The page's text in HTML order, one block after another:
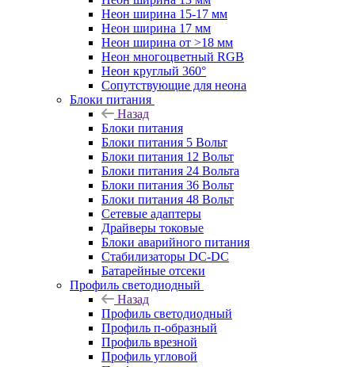
Неон ширина 15-17 мм
Неон ширина 17 мм
Неон ширина от >18 мм
Неон многоцветный RGB
Неон круглый 360°
Сопутствующие для неона
Блоки питания
Назад
Блоки питания
Блоки питания 5 Вольт
Блоки питания 12 Вольт
Блоки питания 24 Вольта
Блоки питания 36 Вольт
Блоки питания 48 Вольт
Сетевые адаптеры
Драйверы токовые
Блоки аварийного питания
Стабилизаторы DC-DC
Батарейные отсеки
Профиль светодиодный
Назад
Профиль светодиодный
Профиль п-образный
Профиль врезной
Профиль угловой